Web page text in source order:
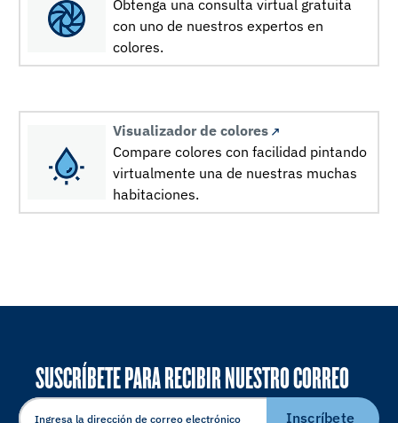
Obtenga una consulta virtual gratuita
con uno de nuestros expertos en
colores.
Visualizador de colores
Compare colores con facilidad pintando
virtualmente una de nuestras muchas
habitaciones.
SUSCRÍBETE PARA RECIBIR NUESTRO CORREO
Inscríbete